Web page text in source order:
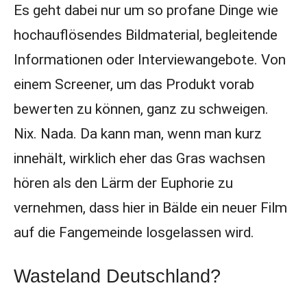
Es geht dabei nur um so profane Dinge wie
hochauflösendes Bildmaterial, begleitende
Informationen oder Interviewangebote. Von
einem Screener, um das Produkt vorab
bewerten zu können, ganz zu schweigen.
Nix. Nada. Da kann man, wenn man kurz
innehält, wirklich eher das Gras wachsen
hören als den Lärm der Euphorie zu
vernehmen, dass hier in Bälde ein neuer Film
auf die Fangemeinde losgelassen wird.
Wasteland Deutschland?